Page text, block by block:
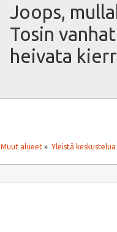
Joops,
Tosin
heivata
Muut alueet» Yleistä keskustelua